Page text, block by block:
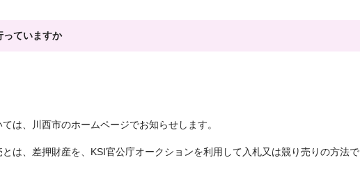
っていますか
は、川西市のホームページでお知らせします。
とは、差押財産を、KSI官公庁オークションを利用して入札又は競り売りの方法で